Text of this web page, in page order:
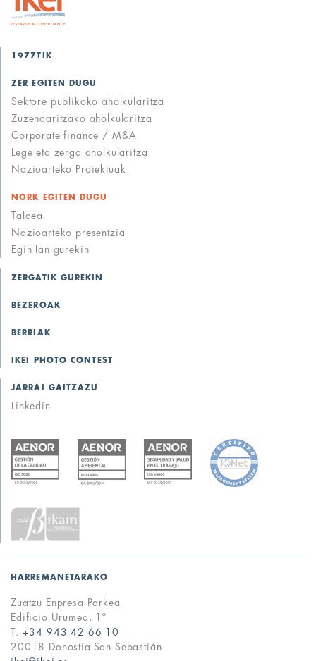
1977TIK
ZER EGITEN DUGU
Sektore publikoko aholkularitza
Zuzendaritzako aholkularitza
Corporate finance / M&A
Lege eta zerga aholkularitza
Nazioarteko Proiektuak
NORK EGITEN DUGU
Taldea
Nazioarteko presentzia
Egin lan gurekin
ZERGATIK GUREKIN
BEZEROAK
BERRIAK
IKEI PHOTO CONTEST
JARRAI GAITZAZU
Linkedin
HARREMANETARAKO
Zuatzu Enpresa Parkea
Edificio Urumea, 1º
T. +34 943 42 66 10
20018 Donostia-San Sebastián